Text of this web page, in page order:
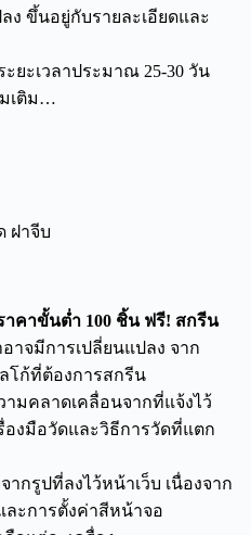
ง ขึ้นอยู่กับรายละเอียดและ
ยะเวลาประมาณ 25-30 วัน
มเติม…
ฝาจีบ
าคาขั้นต่ำ 100 ชิ้น ฟรี! สกรีน
าจมีการเปลี่ยนแปลง จาก
โก้ที่ต้องการสกรีน
มคลาดเคลื่อนจากที่แจ้งไว้
องมือวัดและวิธีการวัดที่แตก
กรูปที่ลงไว้หน้าเว็บ เนื่องจาก
ะการตั้งค่าสีหน้าจอ